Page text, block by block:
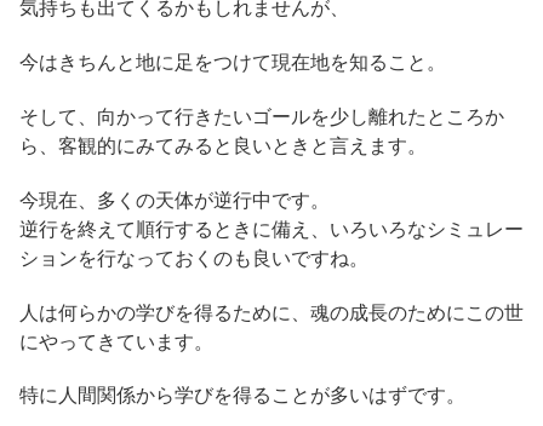
気持ちも出てくるかもしれませんが、
今はきちんと地に足をつけて現在地を知ること。
そして、向かって行きたいゴールを少し離れたところか
ら、客観的にみてみると良いときと言えます。
今現在、多くの天体が逆行中です。
逆行を終えて順行するときに備え、いろいろなシミュレー
ションを行なっておくのも良いですね。
人は何らかの学びを得るために、魂の成長のためにこの世
にやってきています。
特に人間関係から学びを得ることが多いはずです。